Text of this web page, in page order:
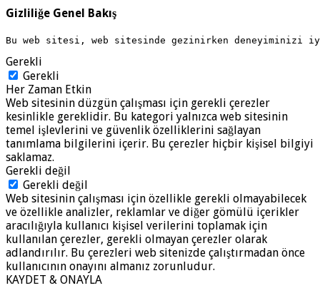
Gizliliğe Genel Bakış
Bu web sitesi, web sitesinde gezinirken deneyiminizi
Gerekli
Gerekli
Her Zaman Etkin
Web sitesinin düzgün çalışması için gerekli çerezler
kesinlikle gereklidir. Bu kategori yalnızca web sitesinin
temel işlevlerini ve güvenlik özelliklerini sağlayan
tanımlama bilgilerini içerir. Bu çerezler hiçbir kişisel bilgiyi
saklamaz.
Gerekli değil
Gerekli değil
Web sitesinin çalışması için özellikle gerekli olmayabilecek
ve özellikle analizler, reklamlar ve diğer gömülü içerikler
aracılığıyla kullanıcı kişisel verilerini toplamak için
kullanılan çerezler, gerekli olmayan çerezler olarak
adlandırılır. Bu çerezleri web sitenizde çalıştırmadan önce
kullanıcının onayını almanız zorunludur.
KAYDET & ONAYLA